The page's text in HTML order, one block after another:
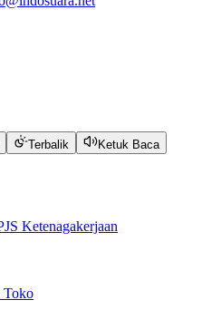
Terbalik Ketuk Baca
Ketenagakerjaan